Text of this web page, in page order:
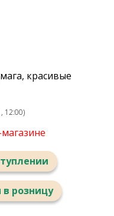
красивые
12:00)
розницу